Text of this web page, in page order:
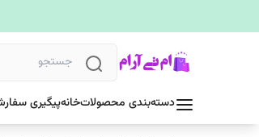
دسته‌بندی محصولاتخانهپیگیری